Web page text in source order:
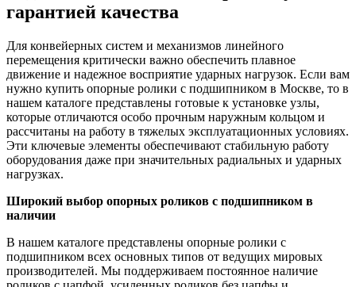
гарантией качества
Для конвейерных систем и механизмов линейного
перемещения критически важно обеспечить плавное
движение и надежное восприятие ударных нагрузок. Если вам
нужно купить опорные ролики с подшипником в Москве, то в
нашем каталоге представлены готовые к установке узлы,
которые отличаются особо прочным наружным кольцом и
рассчитаны на работу в тяжелых эксплуатационных условиях.
Эти ключевые элементы обеспечивают стабильную работу
оборудования даже при значительных радиальных и ударных
нагрузках.
Широкий выбор опорных роликов с подшипником в
наличии
В нашем каталоге представлены опорные ролики с
подшипником всех основных типов от ведущих мировых
производителей. Мы поддерживаем постоянное наличие